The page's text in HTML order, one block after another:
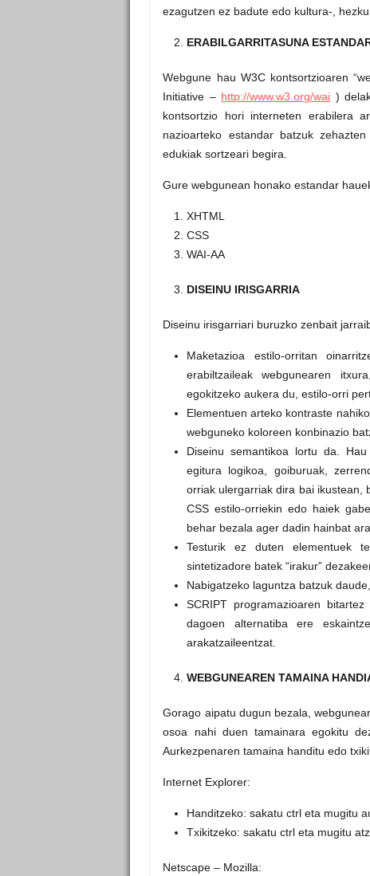
ezagutzen ez badute edo kultura-,
ERABILGARRITASUNA
Webgune hau W3C kontsortzioaren
Initiative – http://www.w3.org/wai )
kontsortzio hori interneten erabilera
nazioarteko estandar batzuk
edukiak sortzeari begira.
Gure webgunean honako estandar
XHTML
CSS
WAI-AA
DISEINU IRISGARRIA
Diseinu irisgarriari buruzko zenbait
Maketazioa estilo-orritan
erabiltzaileak webgunearen
egokitzeko aukera du, estilo-orri
Elementuen arteko kontraste
webguneko koloreen konbinazio
Diseinu semantikoa lortu da.
egitura logikoa, goiburuak,
orriak ulergarriak dira bai ikustean,
CSS estilo-orriekin edo haiek
behar bezala ager dadin hainbat
Testurik ez duten elementuek
sintetizadore batek “irakur”
Nabigatzeko laguntza batzuk
SCRIPT programazioaren
dagoen alternatiba ere
arakatzaileentzat.
WEBGUNEAREN TAMAINA
Gorago aipatu dugun bezala,
osoa nahi duen tamainara egokitu
Aurkezpenaren tamaina handitu edo
Internet Explorer:
Handitzeko: sakatu ctrl eta mugitu
Txikitzeko: sakatu ctrl eta mugitu
Netscape – Mozilla: